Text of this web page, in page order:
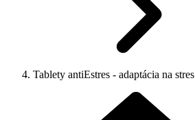
Tablety antiEstres - adaptácia na stres